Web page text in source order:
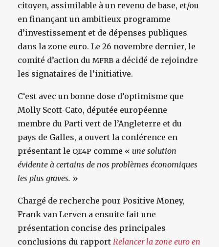
citoyen, assimilable à un revenu de base, et/ou
en finançant un ambitieux programme
d’investissement et de dépenses publiques
dans la zone euro. Le 26 novembre dernier, le
comité d’action du MFRB a décidé de rejoindre
les signataires de l’initiative.
C‘est avec un bonne dose d’optimisme que
Molly Scott-Cato, députée européenne
membre du Parti vert de l’Angleterre et du
pays de Galles, a ouvert la conférence en
présentant le QE4P comme « une solution
évidente à certains de nos problèmes économiques
les plus graves. »
Chargé de recherche pour Positive Money,
Frank van Lerven a ensuite fait une
présentation concise des principales
conclusions du rapport Relancer la zone euro en